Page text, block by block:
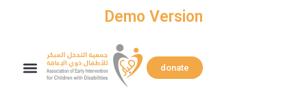
Demo Version
Menu Search
donate